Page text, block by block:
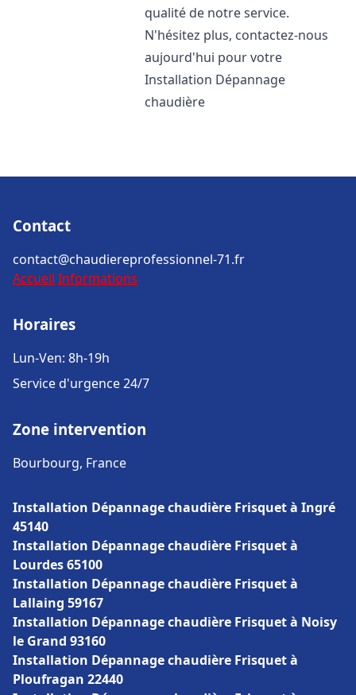
qualité de notre service.
N'hésitez plus, contactez-nous
aujourd'hui pour votre
Installation Dépannage
chaudière
Contact
contact@chaudiereprofessionnel-71.fr
Accueil Informations
Horaires
Lun-Ven: 8h-19h
Service d'urgence 24/7
Zone intervention
Bourbourg, France
Installation Dépannage chaudière Frisquet à Ingré
45140
Installation Dépannage chaudière Frisquet à
Lourdes 65100
Installation Dépannage chaudière Frisquet à
Lallaing 59167
Installation Dépannage chaudière Frisquet à Noisy
le Grand 93160
Installation Dépannage chaudière Frisquet à
Ploufragan 22440